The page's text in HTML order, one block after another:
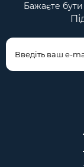
Бажаєте бути